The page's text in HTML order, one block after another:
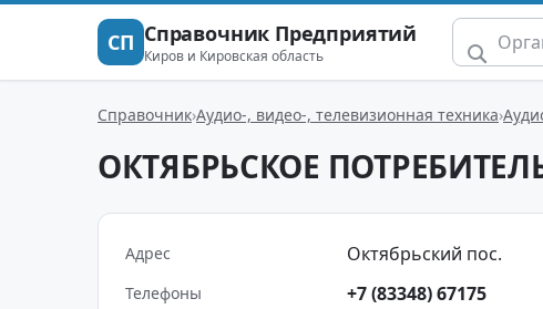
СП Справочник Предприятий
Киров и Кировская область
Справочник Аудио-, видео-, телевизионная техника
ОКТЯБРЬСКОЕ
Адрес Октябрьский пос.
Телефоны +7 (83348) 67175